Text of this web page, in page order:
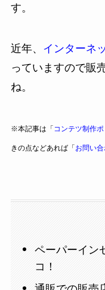
す。
近年、 インターネ
っていますので販
ね。
※本記事は「 コンテツ制作
きの点などあれば「 お問い
ペーパーイン
コ！